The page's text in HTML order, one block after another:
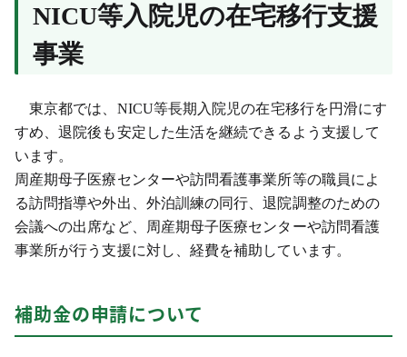
NICU等入院児の在宅移行支援
事業
東京都では、NICU等長期入院児の在宅移行を円滑にす
すめ、退院後も安定した生活を継続できるよう支援して
います。
周産期母子医療センターや訪問看護事業所等の職員によ
る訪問指導や外出、外泊訓練の同行、退院調整のための
会議への出席など、周産期母子医療センターや訪問看護
事業所が行う支援に対し、経費を補助しています。
補助金の申請について